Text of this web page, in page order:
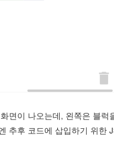
면이 나오는데, 왼쪽은 블
추후 코드에 삽입하기 위한